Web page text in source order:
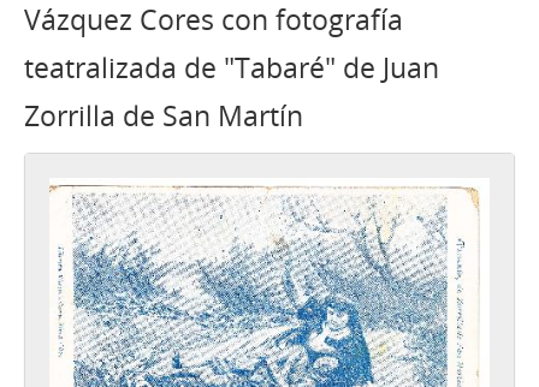
Vázquez Cores con fotografía
teatralizada de "Tabaré" de Juan
Zorrilla de San Martín